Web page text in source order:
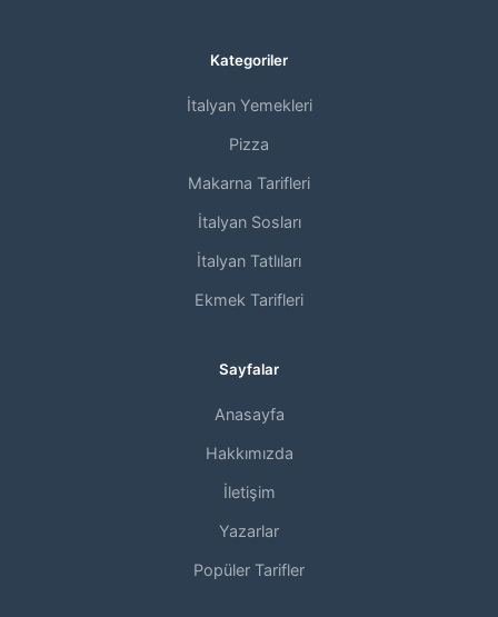
Kategoriler
İtalyan Yemekleri
Pizza
Makarna Tarifleri
İtalyan Sosları
İtalyan Tatlıları
Ekmek Tarifleri
Sayfalar
Anasayfa
Hakkımızda
İletişim
Yazarlar
Popüler Tarifler